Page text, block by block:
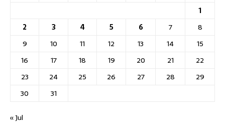
1
2
3 4 5 6 7
8
9
10 11 12 13 14
15
16
17 18 19 20 21
22
23
24 25 26 27 28
29
30
31
« Jul